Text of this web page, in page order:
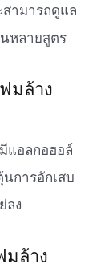
ามารถดูแล
หลายสูตร
มล้าง
แอลกอฮอล์
การอักเสบ
ลง
มล้าง